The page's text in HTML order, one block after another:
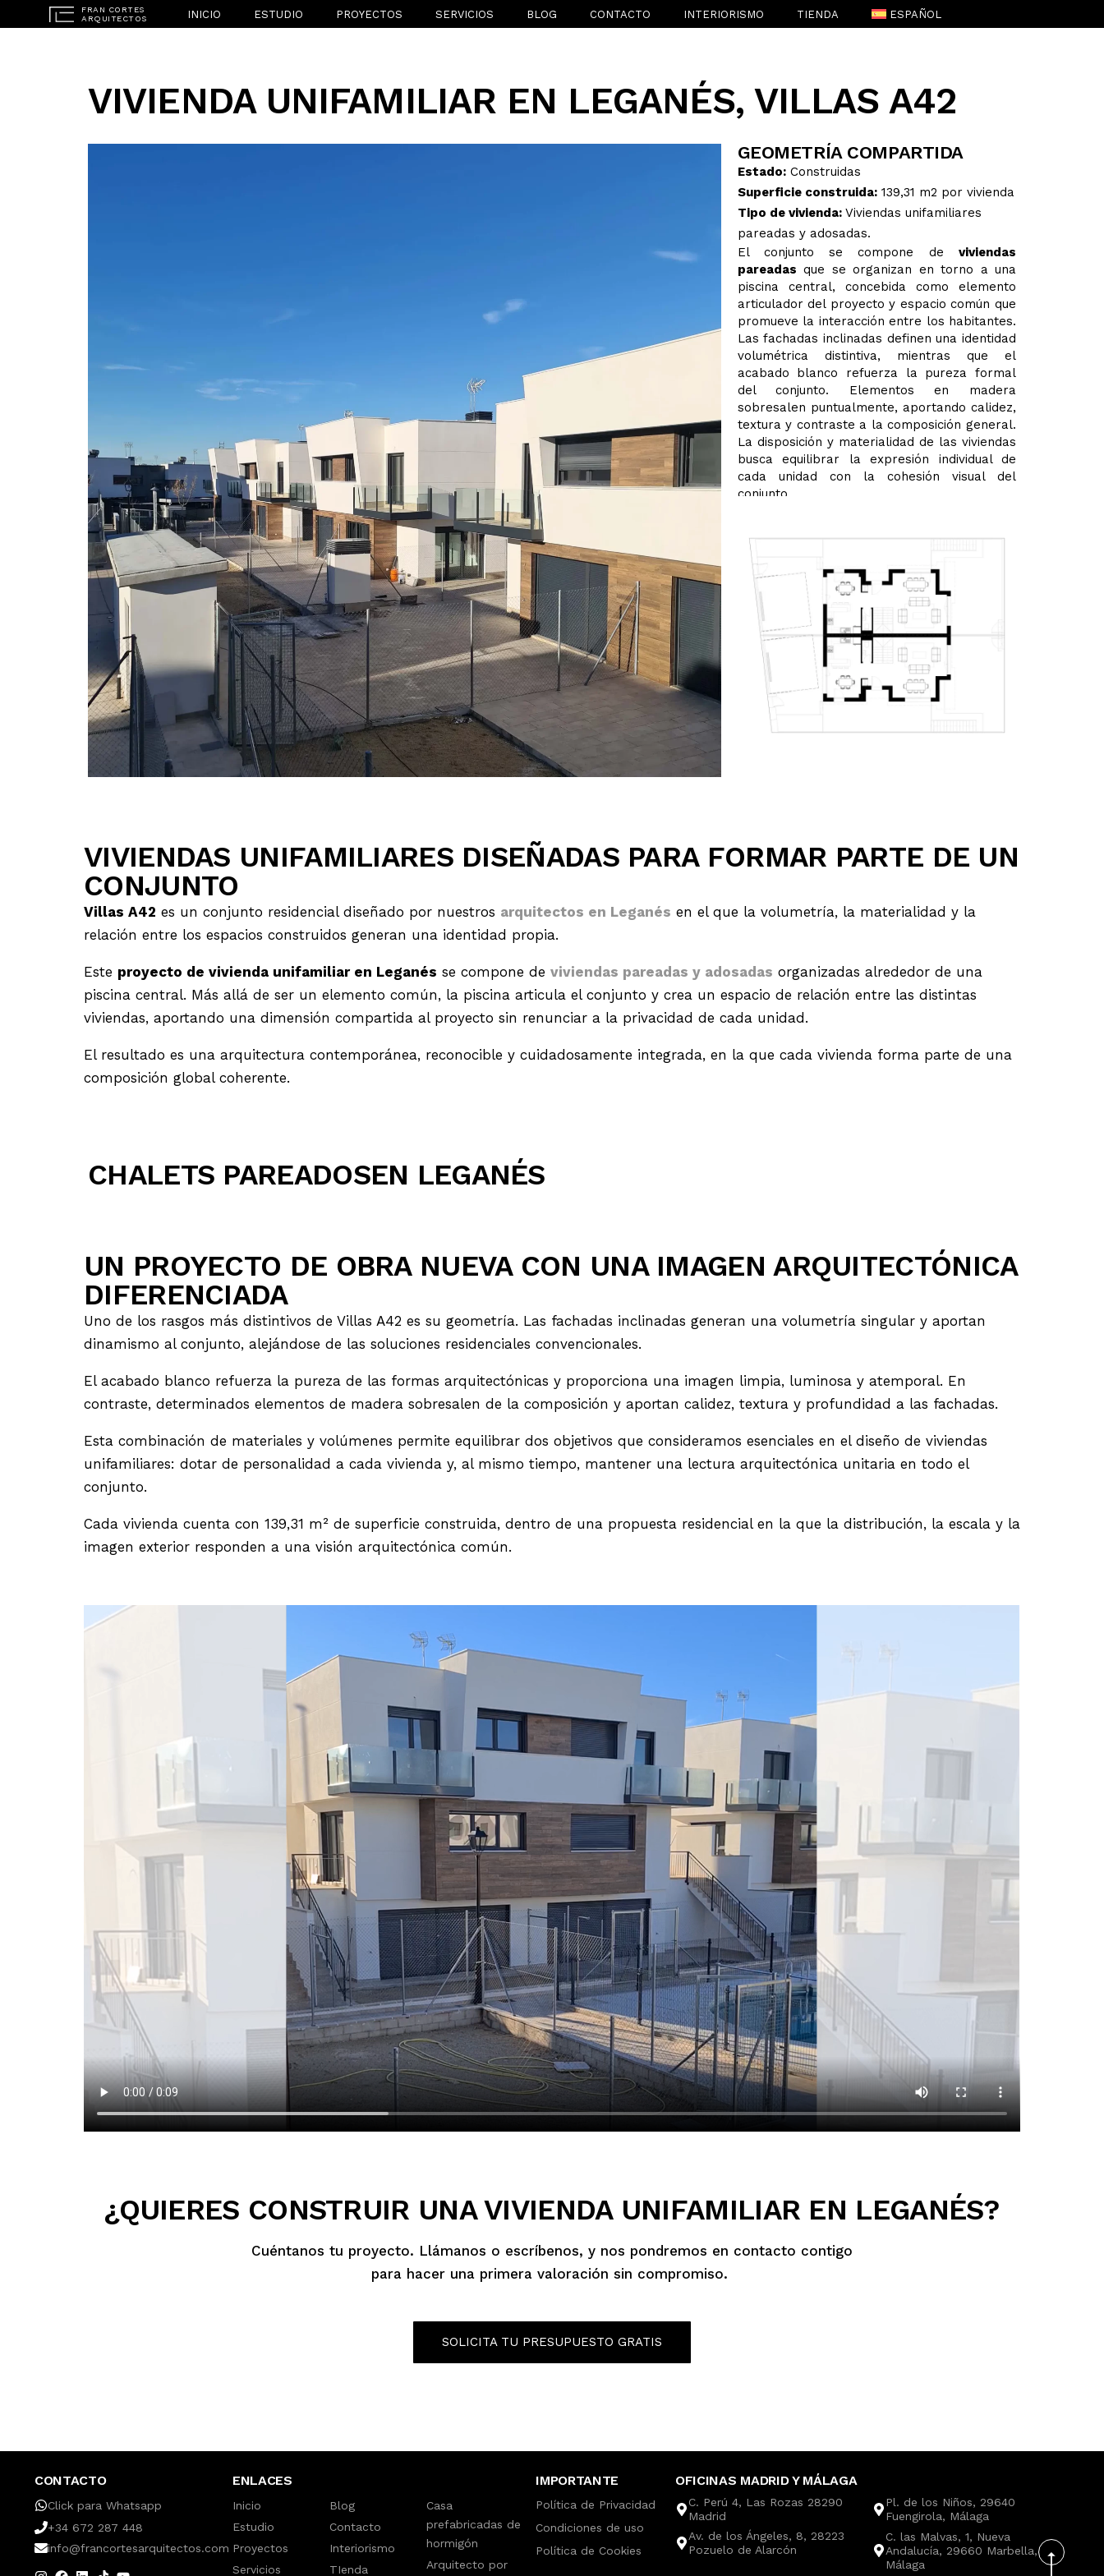
INICIO ESTUDIO PROYECTOS SERVICIOS BLOG CONTACTO INTERIORISMO TIENDA ESPAÑOL
VIVIENDA UNIFAMILIAR EN LEGANÉS, VILLAS A42
GEOMETRÍA COMPARTIDA
Estado:Construidas
Superficie construida:139,31 m2 por vivienda
Tipo de vivienda:Viviendas unifamiliares
pareadas y adosadas.
El conjunto se compone de viviendas
pareadas que se organizan en torno a una
piscina central, concebida como elemento
articulador del proyecto y espacio común que
promueve la interacción entre los habitantes.
Las fachadas inclinadas definen una identidad
volumétrica distintiva, mientras que el
acabado blanco refuerza la pureza formal
del conjunto. Elementos en madera
sobresalen puntualmente, aportando calidez,
textura y contraste a la composición general.
La disposición y materialidad de las viviendas
busca equilibrar la expresión individual de
cada unidad con la cohesión visual del
conjunto.
VIVIENDAS UNIFAMILIARES DISEÑADAS PARA FORMAR PARTE DE UN
CONJUNTO
Villas A42 es un conjunto residencial diseñado por nuestros arquitectos en Leganés en el que la volumetría, la materialidad y la
relación entre los espacios construidos generan una identidad propia.
Este proyecto de vivienda unifamiliar en Leganés se compone de viviendas pareadas y adosadas organizadas alrededor de una
piscina central. Más allá de ser un elemento común, la piscina articula el conjunto y crea un espacio de relación entre las distintas
viviendas, aportando una dimensión compartida al proyecto sin renunciar a la privacidad de cada unidad.
El resultado es una arquitectura contemporánea, reconocible y cuidadosamente integrada, en la que cada vivienda forma parte de una
composición global coherente.
CHALETS PAREADOSEN LEGANÉS
UN PROYECTO DE OBRA NUEVA CON UNA IMAGEN ARQUITECTÓNICA
DIFERENCIADA
Uno de los rasgos más distintivos de Villas A42 es su geometría. Las fachadas inclinadas generan una volumetría singular y aportan
dinamismo al conjunto, alejándose de las soluciones residenciales convencionales.
El acabado blanco refuerza la pureza de las formas arquitectónicas y proporciona una imagen limpia, luminosa y atemporal. En
contraste, determinados elementos de madera sobresalen de la composición y aportan calidez, textura y profundidad a las fachadas.
Esta combinación de materiales y volúmenes permite equilibrar dos objetivos que consideramos esenciales en el diseño de viviendas
unifamiliares: dotar de personalidad a cada vivienda y, al mismo tiempo, mantener una lectura arquitectónica unitaria en todo el
conjunto.
Cada vivienda cuenta con 139,31 m² de superficie construida, dentro de una propuesta residencial en la que la distribución, la escala y la
imagen exterior responden a una visión arquitectónica común.
¿QUIERES CONSTRUIR UNA VIVIENDA UNIFAMILIAR EN LEGANÉS?
Cuéntanos tu proyecto. Llámanos o escríbenos, y nos pondremos en contacto contigo
para hacer una primera valoración sin compromiso.
SOLICITA TU PRESUPUESTO GRATIS
CONTACTO
Click para Whatsapp
+34 672 287 448
info@francortesarquitectos.com
ENLACES
Inicio
Estudio
Proyectos
Servicios
Blog
Contacto
Interiorismo
TIenda
Casa
prefabricadas de
hormigón
Arquitecto por
IMPORTANTE
Política de Privacidad
Condiciones de uso
Política de Cookies
OFICINAS MADRID Y MÁLAGA
C. Perú 4, Las Rozas 28290
Madrid
Av. de los Ángeles, 8, 28223
Pozuelo de Alarcón
Pl. de los Niños, 29640
Fuengirola, Málaga
C. las Malvas, 1, Nueva
Andalucía, 29660 Marbella,
Málaga